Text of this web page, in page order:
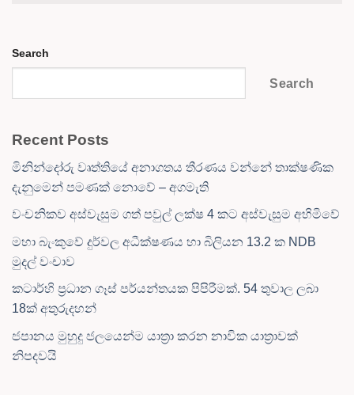
Search
Search
Recent Posts
මිනින්දෝරු වෘත්තියේ අනාගතය තීරණය වන්නේ තාක්ෂණික
දැනුමෙන් පමණක් නොවේ – අගමැති
වංචනිකව අස්වැසුම ගත් පවුල් ලක්ෂ 4 කට අස්වැසුම අහිමිවේ
මහා බැංකුවේ දුර්වල අධීක්ෂණය හා බිලියන 13.2 ක NDB
මුදල් වංචාව
කටාර්හි ප්‍රධාන ගෑස් පර්යන්තයක පිපිරීමක්. 54 තුවාල ලබා
18ක් අතුරුදහන්
ජපානය මුහුදු ජලයෙන්ම යාත්‍රා කරන නාවික යාත්‍රාවක්
නිපදවයි